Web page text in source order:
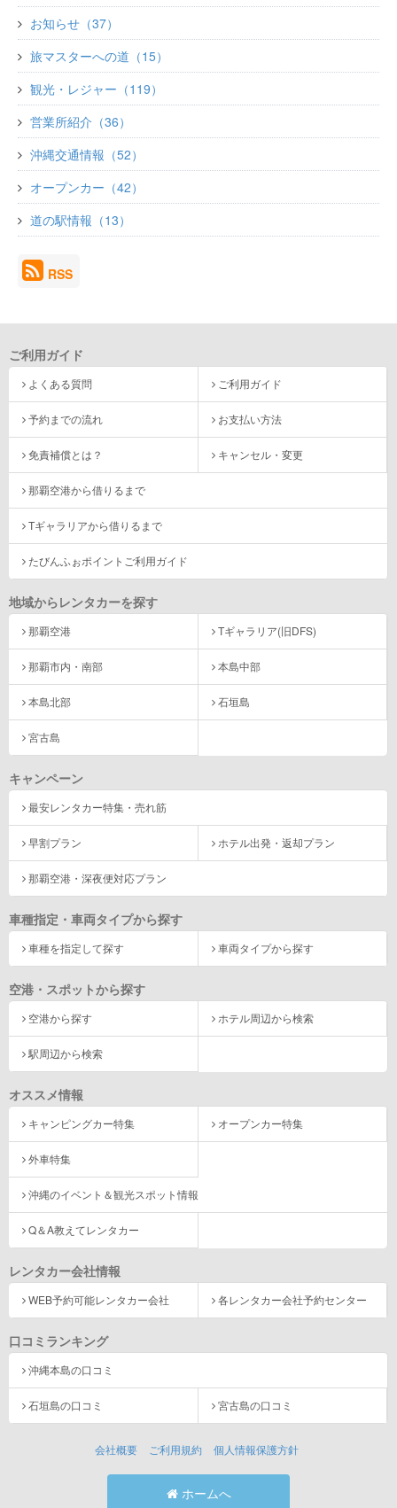
お知らせ（37）
旅マスターへの道（15）
観光・レジャー（119）
営業所紹介（36）
沖縄交通情報（52）
オープンカー（42）
道の駅情報（13）
RSS
ご利用ガイド
よくある質問 ご利用ガイド
予約までの流れ お支払い方法
免責補償とは？ キャンセル・変更
那覇空港から借りるまで
Tギャラリアから借りるまで
たびんふぉポイントご利用ガイド
地域からレンタカーを探す
那覇空港 Tギャラリア(旧DFS)
那覇市内・南部 本島中部
本島北部 石垣島
宮古島
キャンペーン
最安レンタカー特集・売れ筋
早割プラン ホテル出発・返却プラン
那覇空港・深夜便対応プラン
車種指定・車両タイプから探す
車種を指定して探す 車両タイプから探す
空港・スポットから探す
空港から探す ホテル周辺から検索
駅周辺から検索
オススメ情報
キャンピングカー特集 オープンカー特集
外車特集
沖縄のイベント＆観光スポット情報
Q＆A教えてレンタカー
レンタカー会社情報
WEB予約可能レンタカー会社 各レンタカー会社予約センター
口コミランキング
沖縄本島の口コミ
石垣島の口コミ 宮古島の口コミ
会社概要 ご利用規約 個人情報保護方針
ホームへ